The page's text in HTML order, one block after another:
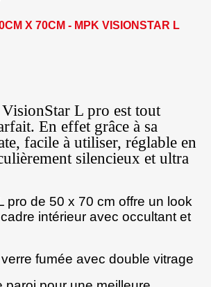
X 70CM - MPK VISIONSTAR L
L pro est tout
En effet grâce à sa
facile à utiliser, réglable en
silencieux et ultra
pro de 50 x 70 cm offre un look
intérieur avec occultant et
fumée avec double vitrage